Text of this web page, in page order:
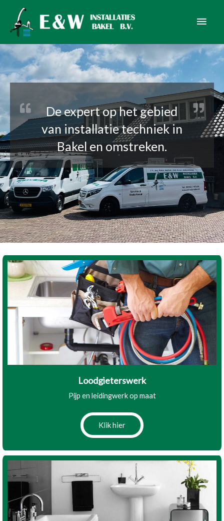
inhoud
De expert op het gebied
van installatie techniek in
Bakel en omstreken.
Loodgieterswerk
Pijp en leidingwerk op maat
Klik hier